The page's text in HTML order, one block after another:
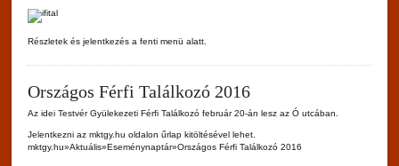
Részletek és jelentkezés a fenti menü alatt.
Országos Férfi Találkozó 2016
Az idei Testvér Gyülekezeti Férfi Találkozó február 20-án lesz az Ó utcában.
Jelentkezni az mktgy.hu oldalon űrlap kitöltésével lehet.
mktgy.hu»Aktuális»Eseménynaptár»Országos Férfi Találkozó 2016